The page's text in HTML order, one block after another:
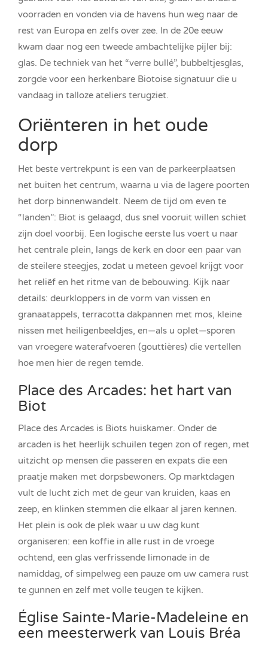
voorraden en vonden via de havens hun weg naar de
rest van Europa en zelfs over zee. In de 20e eeuw
kwam daar nog een tweede ambachtelijke pijler bij:
glas. De techniek van het “verre bullé”, bubbeltjesglas,
zorgde voor een herkenbare Biotoise signatuur die u
vandaag in talloze ateliers terugziet.
Oriënteren in het oude
dorp
Het beste vertrekpunt is een van de parkeerplaatsen
net buiten het centrum, waarna u via de lagere poorten
het dorp binnenwandelt. Neem de tijd om even te
“landen”: Biot is gelaagd, dus snel vooruit willen schiet
zijn doel voorbij. Een logische eerste lus voert u naar
het centrale plein, langs de kerk en door een paar van
de steilere steegjes, zodat u meteen gevoel krijgt voor
het reliëf en het ritme van de bebouwing. Kijk naar
details: deurkloppers in de vorm van vissen en
granaatappels, terracotta dakpannen met mos, kleine
nissen met heiligenbeeldjes, en—als u oplet—sporen
van vroegere waterafvoeren (gouttières) die vertellen
hoe men hier de regen temde.
Place des Arcades: het hart van
Biot
Place des Arcades is Biots huiskamer. Onder de
arcaden is het heerlijk schuilen tegen zon of regen, met
uitzicht op mensen die passeren en expats die een
praatje maken met dorpsbewoners. Op marktdagen
vult de lucht zich met de geur van kruiden, kaas en
zeep, en klinken stemmen die elkaar al jaren kennen.
Het plein is ook de plek waar u uw dag kunt
organiseren: een koffie in alle rust in de vroege
ochtend, een glas verfrissende limonade in de
namiddag, of simpelweg een pauze om uw camera rust
te gunnen en zelf met volle teugen te kijken.
Église Sainte-Marie-Madeleine en
een meesterwerk van Louis Bréa